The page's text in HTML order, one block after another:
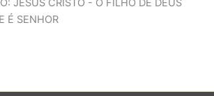
JESUS CRISTO - O FILHO DE DEUS
É SENHOR